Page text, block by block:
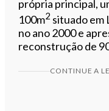
própria principal,
100m2 situado em
no ano 2000 e
reconstrução de
CONTINUE A